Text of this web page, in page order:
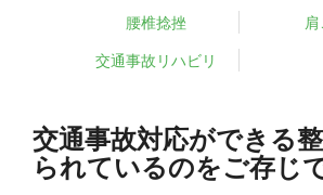
腰椎捻挫
交通事故リハビリ
交通事故対応ができる
られているのをご存じ